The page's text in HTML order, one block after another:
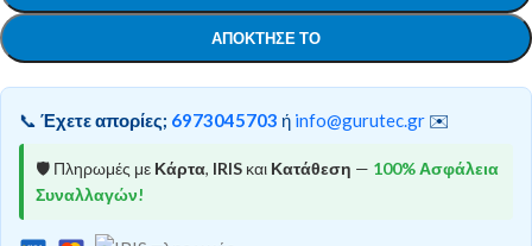
ΑΠΌΚΤΗΣΕ ΤΟ
📞 Έχετε απορίες; 6973045703 ή info@gurutec.gr ✉️
🛡️ Πληρωμές με Κάρτα, IRIS και Κατάθεση — 100% Ασφάλεια
Συναλλαγών!